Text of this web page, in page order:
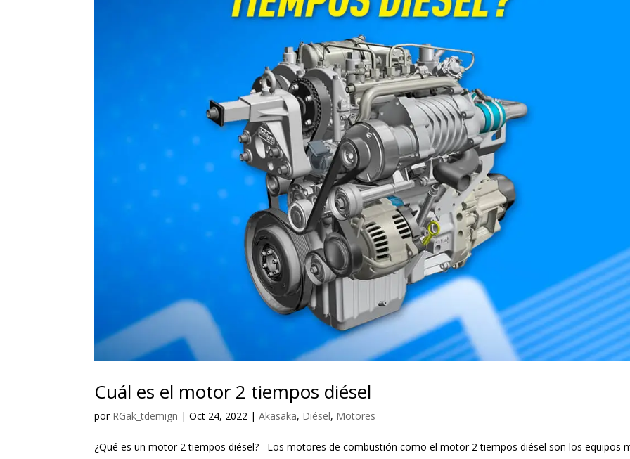
Cuál es el motor 2 tiempos diésel
por RGak_tdemign |Oct 24, 2022 |Akasaka, Diésel, Motores
¿Qué es un motor 2 tiempos diésel? Los motores de combustión como el motor 2 tiempos diésel son los equipos